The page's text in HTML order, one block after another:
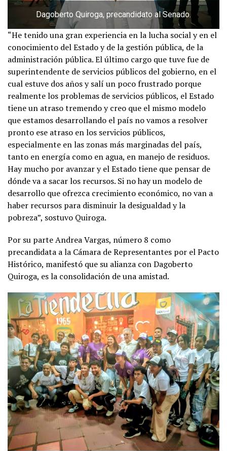
Dagoberto Quiroga, precandidato al Senado.
“He tenido una gran experiencia en la lucha social y en el
conocimiento del Estado y de la gestión pública, de la
administración pública. El último cargo que tuve fue de
superintendente de servicios públicos del gobierno, en el
cual estuve dos años y salí un poco frustrado porque
realmente los problemas de servicios públicos, el Estado
tiene un atraso tremendo y creo que el mismo modelo
que estamos desarrollando el país no vamos a resolver
pronto ese atraso en los servicios públicos,
especialmente en las zonas más marginadas del país,
tanto en energía como en agua, en manejo de residuos.
Hay mucho por avanzar y el Estado tiene que pensar de
dónde va a sacar los recursos. Si no hay un modelo de
desarrollo que ofrezca crecimiento económico, no van a
haber recursos para disminuir la desigualdad y la
pobreza”, sostuvo Quiroga.
Por su parte Andrea Vargas, número 8 como
precandidata a la Cámara de Representantes por el Pacto
Histórico, manifestó que su alianza con Dagoberto
Quiroga, es la consolidación de una amistad.